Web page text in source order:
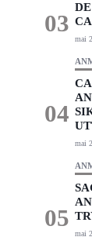
03
mai
04
mai
05
mai